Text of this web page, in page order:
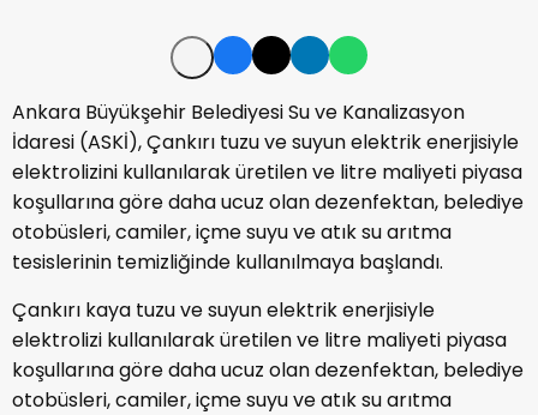
Ankara Büyükşehir Belediyesi Su ve Kanalizasyon
İdaresi (ASKİ), Çankırı tuzu ve suyun elektrik enerjisiyle
elektrolizini kullanılarak üretilen ve litre maliyeti piyasa
koşullarına göre daha ucuz olan dezenfektan, belediye
otobüsleri, camiler, içme suyu ve atık su arıtma
tesislerinin temizliğinde kullanılmaya başlandı.
Çankırı kaya tuzu ve suyun elektrik enerjisiyle
elektrolizi kullanılarak üretilen ve litre maliyeti piyasa
koşullarına göre daha ucuz olan dezenfektan, belediye
otobüsleri, camiler, içme suyu ve atık su arıtma